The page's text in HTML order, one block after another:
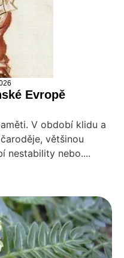
Evropě
V období klidu a
většinou
nestability nebo....